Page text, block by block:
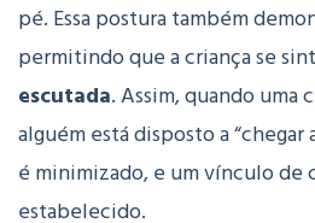
pé. Essa postura também
permitindo que a criança se
escutada. Assim, quando uma
alguém está disposto a “chegar
é minimizado, e um vínculo
estabelecido.